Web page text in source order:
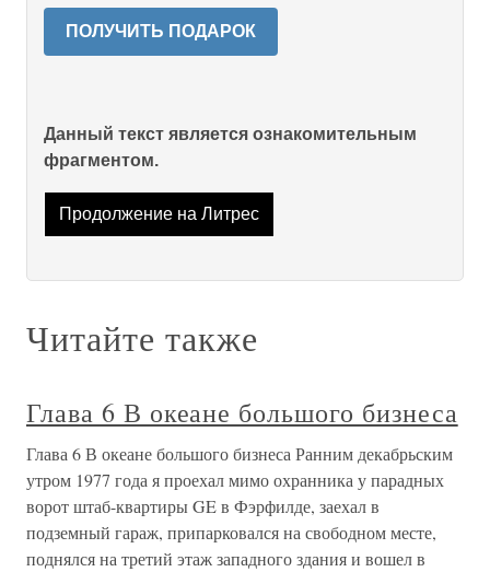
ПОЛУЧИТЬ ПОДАРОК
Данный текст является ознакомительным
фрагментом.
Продолжение на Литрес
Читайте также
Глава 6 В океане большого бизнеса
Глава 6 В океане большого бизнеса Ранним декабрьским
утром 1977 года я проехал мимо охранника у парадных
ворот штаб-квартиры GE в Фэрфилде, заехал в
подземный гараж, припарковался на свободном месте,
поднялся на третий этаж западного здания и вошел в